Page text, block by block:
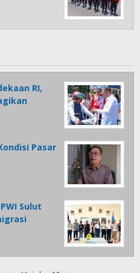
RI,
Pasar
Sulut